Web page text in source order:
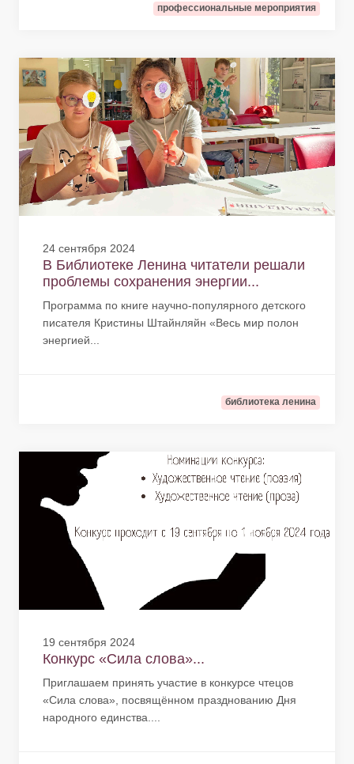
профессиональные мероприятия
24 сентября 2024
В Библиотеке Ленина читатели решали
проблемы сохранения энергии...
Программа по книге научно-популярного детского
писателя Кристины Штайнляйн «Весь мир полон
энергией...
библиотека ленина
19 сентября 2024
Конкурс «Сила слова»...
Приглашаем принять участие в конкурсе чтецов
«Сила слова», посвящённом празднованию Дня
народного единства....